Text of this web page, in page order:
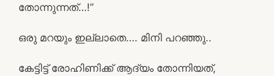
തോന്നുന്നത്…!”
ഒരു മറയും ഇല്ലാതെ…. മിനി പറഞ്ഞു..
കേട്ടിട്ട് രോഹിണിക്ക് ആദ്യം തോന്നിയത്,